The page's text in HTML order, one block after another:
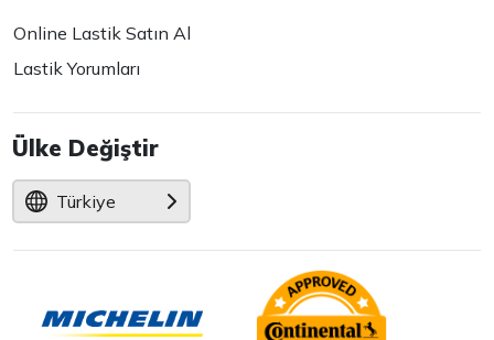
Online Lastik Satın Al
Lastik Yorumları
Ülke Değiştir
Türkiye